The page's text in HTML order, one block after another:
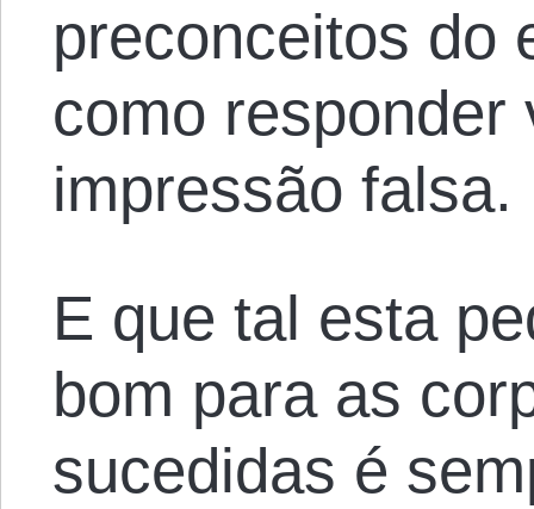
preconceitos do
como responder
impressão falsa.
E que tal esta
bom para as
sucedidas é